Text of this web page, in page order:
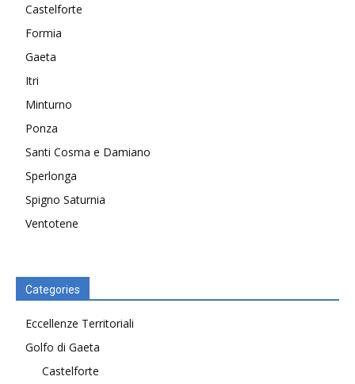
Castelforte
Formia
Gaeta
Itri
Minturno
Ponza
Santi Cosma e Damiano
Sperlonga
Spigno Saturnia
Ventotene
Categories
Eccellenze Territoriali
Golfo di Gaeta
Castelforte